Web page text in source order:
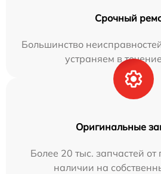
Срочный
Большинство
устраняем в
Оригинальные
Более 20 тыс. запчастей от
наличии на